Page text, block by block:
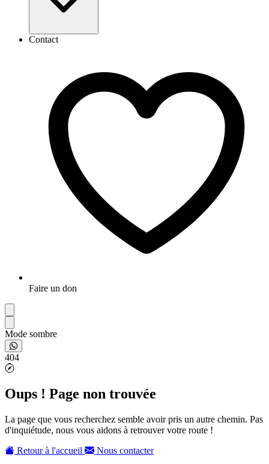
Contact
Faire un don
Mode sombre
404
Oups ! Page non trouvée
La page que vous recherchez semble avoir pris un autre chemin. Pas
d'inquiétude, nous vous aidons à retrouver votre route !
Retour à l'accueil
Nous contacter